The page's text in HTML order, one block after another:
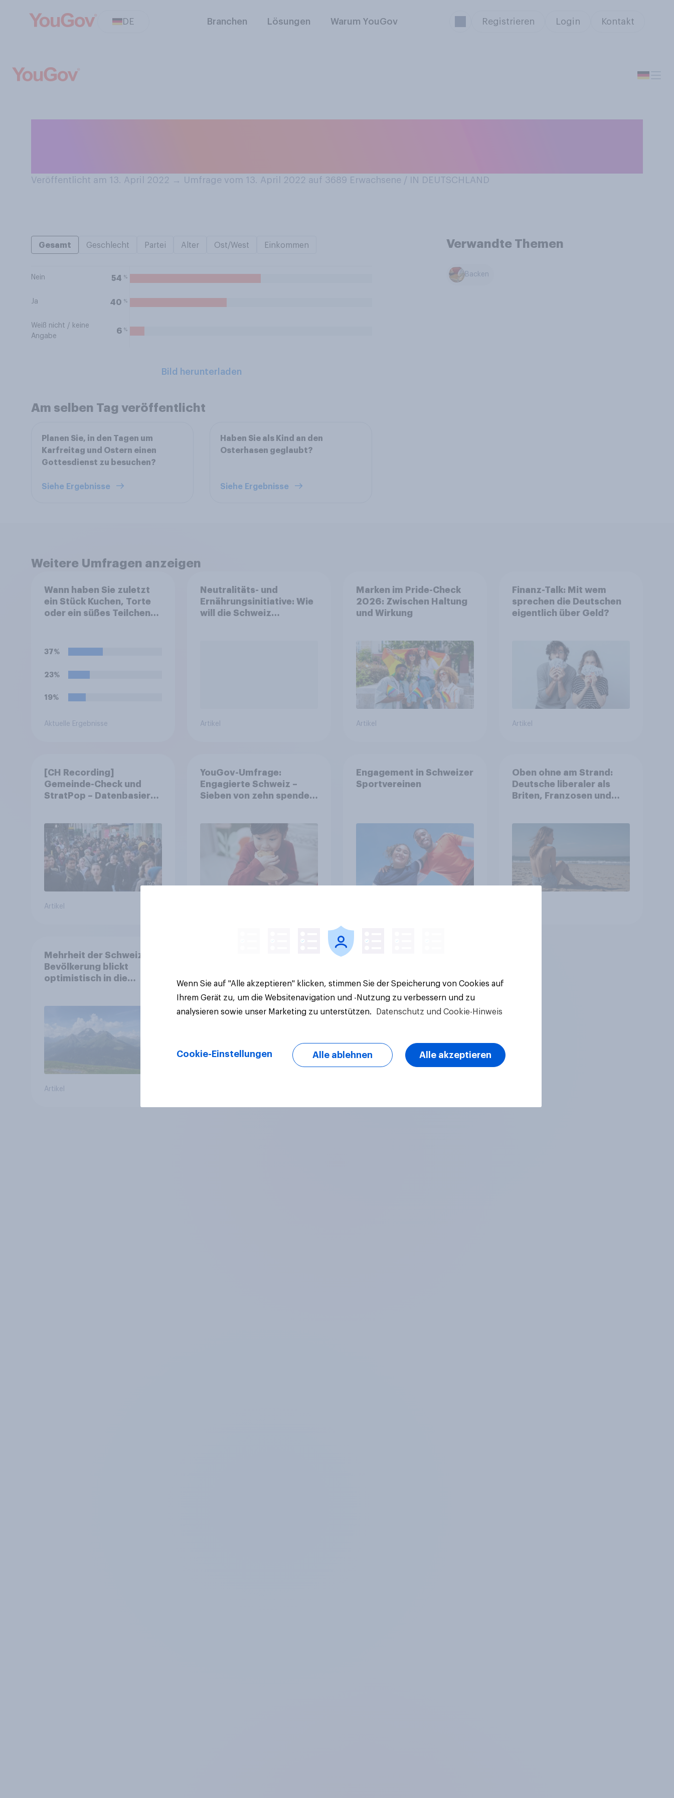
DE Branchen Lösungen Warum YouGov Registrieren Login Kontakt
Veröffentlicht am 13. April 2022 → Umfrage vom 13. April 2022 auf 3689 Erwachsene / IN DEUTSCHLAND
Gesamt Geschlecht Partei Alter Ost/West Einkommen
Nein 54 %
Ja 40 %
Weiß nicht / keine
Angabe
6 %
Bild herunterladen
Verwandte Themen
Backen
Am selben Tag veröffentlicht
Planen Sie, in den Tagen um
Karfreitag und Ostern einen
Gottesdienst zu besuchen?
Siehe Ergebnisse
Haben Sie als Kind an den
Osterhasen geglaubt?
Siehe Ergebnisse
Weitere Umfragen anzeigen
Wann haben Sie zuletzt
ein Stück Kuchen, Torte
oder ein süßes Teilchen
37%
23%
19%
Aktuelle Ergebnisse
Neutralitäts- und
Ernährungsinitiative: Wie
will die Schweiz
Artikel
Marken im Pride-Check
2026: Zwischen Haltung
und Wirkung
Artikel
Finanz-Talk: Mit wem
sprechen die Deutschen
eigentlich über Geld?
Artikel
[CH Recording]
Gemeinde-Check und
StratPop – Datenbasierte
Artikel
YouGov-Umfrage:
Engagierte Schweiz –
Sieben von zehn spenden,
Engagement in Schweizer
Sportvereinen
Oben ohne am Strand:
Deutsche liberaler als
Briten, Franzosen und
Mehrheit der Schweizer
Bevölkerung blickt
optimistisch in die
Gesundheitswesen und
Altersvorsorge
Artikel
Wenn Sie auf "Alle akzeptieren" klicken, stimmen Sie der Speicherung von Cookies auf
Ihrem Gerät zu, um die Websitenavigation und -Nutzung zu verbessern und zu
analysieren sowie unser Marketing zu unterstützen.
Datenschutz und Cookie-Hinweis
Cookie-Einstellungen Alle ablehnen Alle akzeptieren